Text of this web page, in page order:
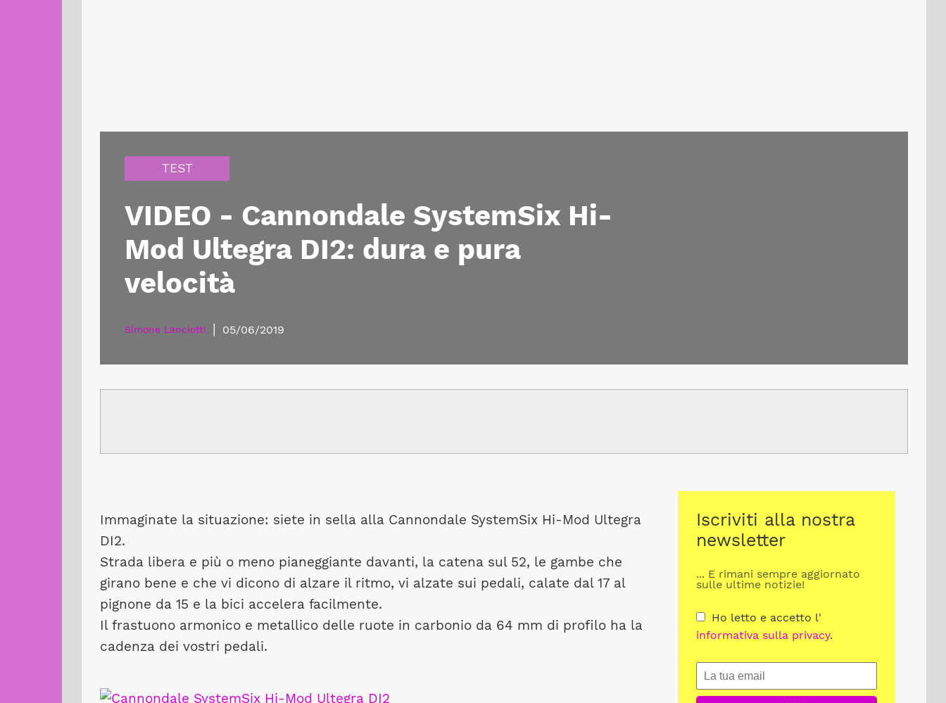
TEST
VIDEO - Cannondale SystemSix Hi-
Mod Ultegra DI2: dura e pura
velocità
Simone Lanciotti | 05/06/2019
Immaginate la situazione: siete in sella alla Cannondale SystemSix Hi-Mod Ultegra
DI2.
Strada libera e più o meno pianeggiante davanti, la catena sul 52, le gambe che
girano bene e che vi dicono di alzare il ritmo, vi alzate sui pedali, calate dal 17 al
pignone da 15 e la bici accelera facilmente.
Il frastuono armonico e metallico delle ruote in carbonio da 64 mm di profilo ha la
cadenza dei vostri pedali.
Iscriviti alla nostra
newsletter
... E rimani sempre aggiornato
sulle ultime notizie!
Ho letto e accetto l'
informativa sulla privacy.